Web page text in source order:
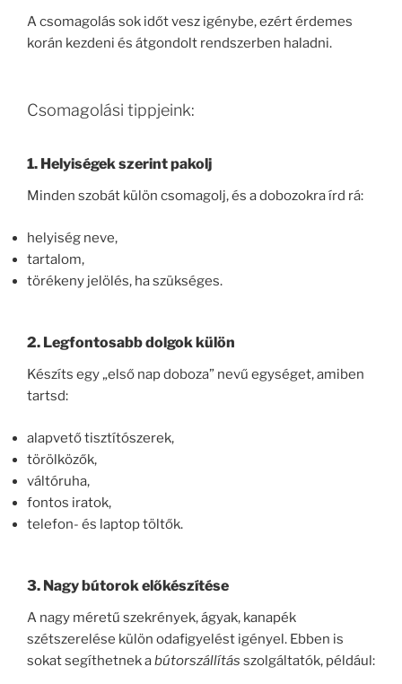
A csomagolás sok időt vesz igénybe, ezért érdemes
korán kezdeni és átgondolt rendszerben haladni.
Csomagolási tippjeink:
1. Helyiségek szerint pakolj
Minden szobát külön csomagolj, és a dobozokra írd rá:
helyiség neve,
tartalom,
törékeny jelölés, ha szükséges.
2. Legfontosabb dolgok külön
Készíts egy „első nap doboza” nevű egységet, amiben
tartsd:
alapvető tisztítószerek,
törölközők,
váltóruha,
fontos iratok,
telefon- és laptop töltők.
3. Nagy bútorok előkészítése
A nagy méretű szekrények, ágyak, kanapék
szétszerelése külön odafigyelést igényel. Ebben is
sokat segíthetnek abútorszállítás szolgáltatók, például: